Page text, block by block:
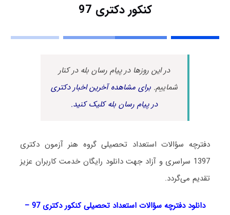
کنکور دکتری 97
در این روزها در پیام رسان بله در کنار
شماییم.برای مشاهده آخرین اخبار دکتری
در پیام رسان بله کلیک کنید.
دفترچه سؤالات استعداد تحصیلی گروه هنر آزمون دکتری
1397 سراسری و آزاد جهت دانلود رایگان خدمت کاربران عزیز
تقدیم می‌گردد.
دانلود دفترچه سؤالات استعداد تحصیلی کنکور دکتری 97 –